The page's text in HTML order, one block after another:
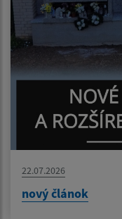
22.07.2026
nový článok